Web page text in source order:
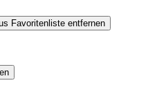
Favoritenliste entfernen